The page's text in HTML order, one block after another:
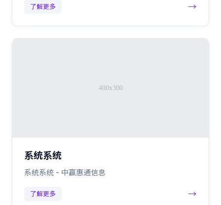
了解更多 →
系统系统
系统系统 - 中赢惠通信息
了解更多 →